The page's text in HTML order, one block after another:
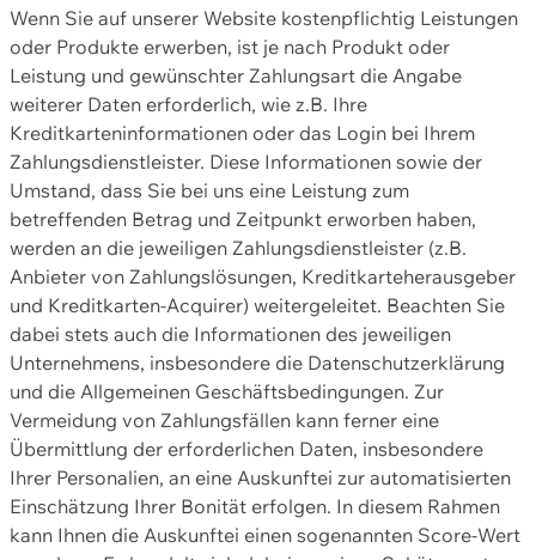
Wenn Sie auf unserer Website kostenpflichtig Leistungen
oder Produkte erwerben, ist je nach Produkt oder
Leistung und gewünschter Zahlungsart die Angabe
weiterer Daten erforderlich, wie z.B. Ihre
Kreditkarteninformationen oder das Login bei Ihrem
Zahlungsdienstleister. Diese Informationen sowie der
Umstand, dass Sie bei uns eine Leistung zum
betreffenden Betrag und Zeitpunkt erworben haben,
werden an die jeweiligen Zahlungsdienstleister (z.B.
Anbieter von Zahlungslösungen, Kreditkarteherausgeber
und Kreditkarten-Acquirer) weitergeleitet. Beachten Sie
dabei stets auch die Informationen des jeweiligen
Unternehmens, insbesondere die Datenschutzerklärung
und die Allgemeinen Geschäftsbedingungen. Zur
Vermeidung von Zahlungsfällen kann ferner eine
Übermittlung der erforderlichen Daten, insbesondere
Ihrer Personalien, an eine Auskunftei zur automatisierten
Einschätzung Ihrer Bonität erfolgen. In diesem Rahmen
kann Ihnen die Auskunftei einen sogenannten Score-Wert